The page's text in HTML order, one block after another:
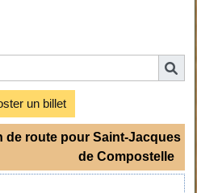
un billet
de route pour Saint-Jacques
de Compostelle